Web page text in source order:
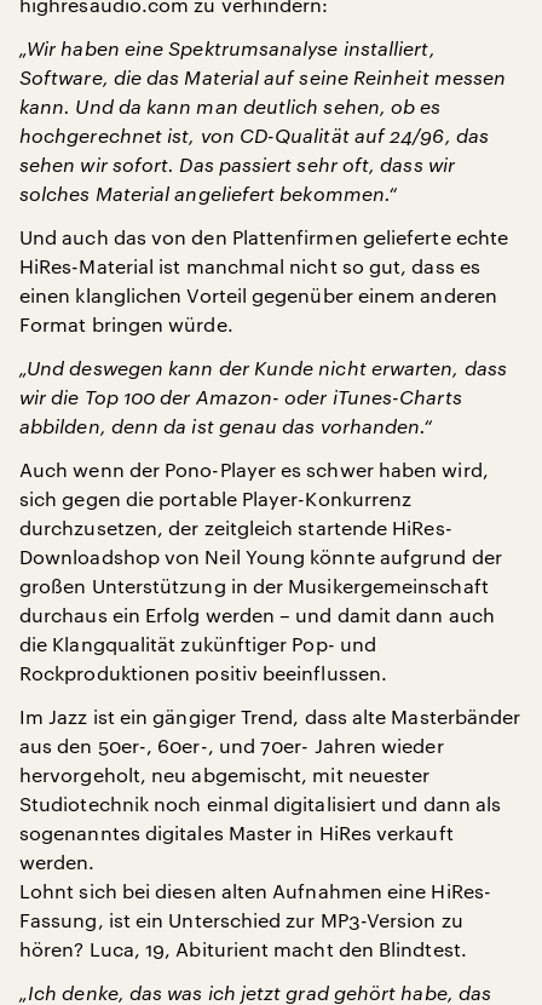
„Wir haben eine Spektrumsanalyse installiert,
Software, die das Material auf seine Reinheit messen
kann. Und da kann man deutlich sehen, ob es
hochgerechnet ist, von CD-Qualität auf 24/96, das
sehen wir sofort. Das passiert sehr oft, dass wir
solches Material angeliefert bekommen.“
Und auch das von den Plattenfirmen gelieferte echte
HiRes-Material ist manchmal nicht so gut, dass es
einen klanglichen Vorteil gegenüber einem anderen
Format bringen würde.
„Und deswegen kann der Kunde nicht erwarten, dass
wir die Top 100 der Amazon- oder iTunes-Charts
abbilden, denn da ist genau das vorhanden.“
Auch wenn der Pono-Player es schwer haben wird,
sich gegen die portable Player-Konkurrenz
durchzusetzen, der zeitgleich startende HiRes-
Downloadshop von Neil Young könnte aufgrund der
großen Unterstützung in der Musikergemeinschaft
durchaus ein Erfolg werden – und damit dann auch
die Klangqualität zukünftiger Pop- und
Rockproduktionen positiv beeinflussen.
Im Jazz ist ein gängiger Trend, dass alte Masterbänder
aus den 50er-, 60er-, und 70er- Jahren wieder
hervorgeholt, neu abgemischt, mit neuester
Studiotechnik noch einmal digitalisiert und dann als
sogenanntes digitales Master in HiRes verkauft
werden.
Lohnt sich bei diesen alten Aufnahmen eine HiRes-
Fassung, ist ein Unterschied zur MP3-Version zu
hören? Luca, 19, Abiturient macht den Blindtest.
„Ich denke, das was ich jetzt grad gehört habe, das